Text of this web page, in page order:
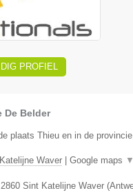
PROFIEL
De Belder
plaats Thieu en in de provincie
Waver | Google maps ▼
2860 Sint Katelijne Waver (